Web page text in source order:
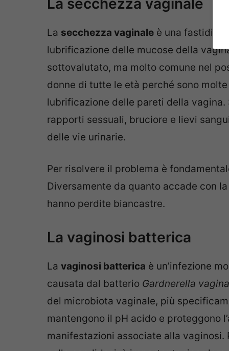
La secchezza vaginale è una
lubrificazione delle mucose della
sottovalutato, ma molto comune nel
donne di tutte le età perché sono
lubrificazione delle pareti della vagina.
rapporti sessuali, bruciore e lievi
delle vie urinarie.
Per risolvere il problema è
Diversamente da quanto accade con
hanno perdite biancastre.
La vaginosi batterica
La vaginosi batterica è un’infezione
causata dal batterio Gardnerella
del microbiota vaginale, più
mantengono il pH acido e proteggono
manifestazioni associate alla